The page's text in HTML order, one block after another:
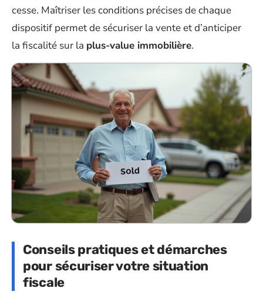
cesse. Maîtriser les conditions précises de chaque
dispositif permet de sécuriser la vente et d’anticiper
la fiscalité sur la plus-value immobilière.
Conseils pratiques et démarches
pour sécuriser votre situation
fiscale